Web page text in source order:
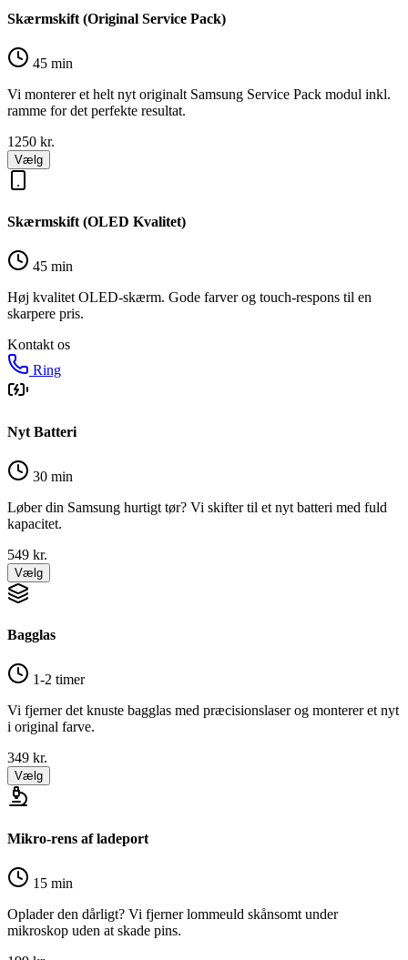
Skærmskift (Original Service Pack)
45 min
Vi monterer et helt nyt originalt Samsung Service Pack modul inkl.
ramme for det perfekte resultat.
1250 kr.
Vælg
Skærmskift (OLED Kvalitet)
45 min
Høj kvalitet OLED-skærm. Gode farver og touch-respons til en
skarpere pris.
Kontakt os
Ring
Nyt Batteri
30 min
Løber din Samsung hurtigt tør? Vi skifter til et nyt batteri med fuld
kapacitet.
549 kr.
Vælg
Bagglas
1-2 timer
Vi fjerner det knuste bagglas med præcisionslaser og monterer et nyt
i original farve.
349 kr.
Vælg
Mikro-rens af ladeport
15 min
Oplader den dårligt? Vi fjerner lommeuld skånsomt under
mikroskop uden at skade pins.